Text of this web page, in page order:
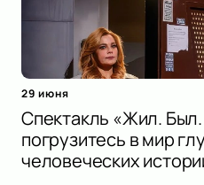
29 июня
Спектакль «Жил.
погрузитесь в мир
человеческих